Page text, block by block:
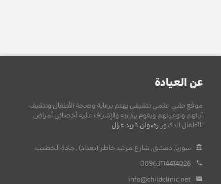
عن العيادة
موقع طبي علمي تثقيفي يهتم برعاية وصحة الأطفال وتثقيف
آبائهم وتوعيتهم ويقوم بإدارته والإشراف عليه أخصائي أمراض
الأطفال الدكتور رضوان فريد غزال.
سوريا, دمشق, شارع مرشد خاطر (بغداد) , جادة الخطيب.
00963114414026
info@childclinic.net